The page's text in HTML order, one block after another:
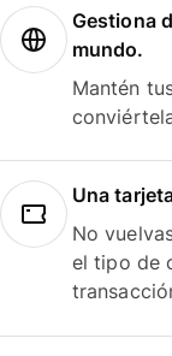
Gestiona
mundo.
Mantén
Una
No
el tipo de